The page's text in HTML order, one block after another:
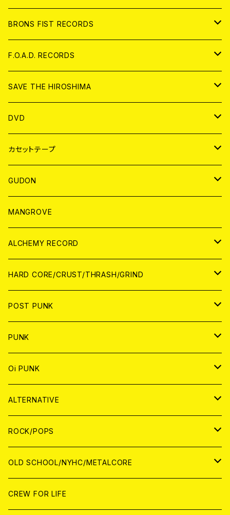
アパレル
ANALOG
BRONS FIST RECORDS
CD
ANALOG
F.O.A.D. RECORDS
CD
ANALOG
SAVE THE HIROSHIMA
アパレル
BADGE
DVD
JAPAN
WORLD
カセットテープ
JAPAN
WORLD
GUDON
アパレル
PATCH
アナログ
DIGITAL CONTENTS
MANGROVE
ALCHEMY RECORD
CD
ANALOG
HARD CORE/CRUST/THRASH/GRIND
JAPAN
CD
ANALOG
WORLD
CD
ANALOG
POST PUNK
CD
JAPAN
WORLD
ANALOG
JAPAN
WORLD
PUNK
JAPAN
CD
ANALOG
WORLD
CD
ANALOG
Oi PUNK
JAPAN
CD
ANALOG
WOLRD
CD
ANALOG
ALTERNATIVE
JAPAN
CD
ANALOG
WORLD
CD
ROCK/POPS
JAPAN
CD
WORLD
OLD SCHOOL/NYHC/METALCORE
JAPAN
CREW FOR LIFE